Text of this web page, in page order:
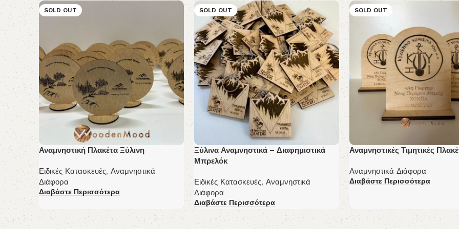
SOLD OUT
Αναμνηστική Πλακέτα Ξύλινη
Ειδικές Κατασκευές, Αναμνηστικά
Διάφορα
Διαβάστε Περισσότερα
SOLD OUT
Ξύλινα Αναμνηστικά – Διαφημιστικά
Μπρελόκ
Ειδικές Κατασκευές, Αναμνηστικά
Διάφορα
Διαβάστε Περισσότερα
SOLD OUT
Αναμνηστικές Τιμητικές
Αναμνηστικά Διάφορα
Διαβάστε Περισσότερα